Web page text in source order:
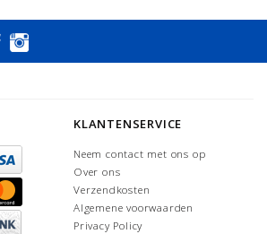
KLANTENSERVICE
Neem contact met ons op
Over ons
Verzendkosten
Algemene voorwaarden
Privacy Policy